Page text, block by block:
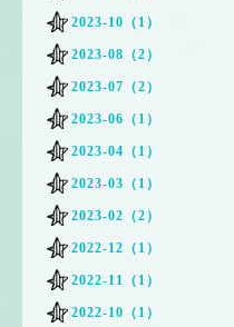
2023-10（1）
2023-08（2）
2023-07（2）
2023-06（1）
2023-04（1）
2023-03（1）
2023-02（2）
2022-12（1）
2022-11（1）
2022-10（1）